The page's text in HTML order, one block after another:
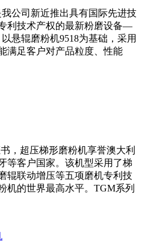
公司新近推出具有国际先进技
利技术产权的最新粉磨设备—
悬辊磨粉机9518为基础，采用
满足客户对产品粒度、性能
，超压梯形磨粉机享誉澳大利
等客户国家。该机型采用了梯
辊联动增压等五项磨机专利技
机的世界最高水平。TGM系列